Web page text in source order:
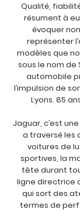
Qualité,
résument à
évoquer
représenter
modèles que
sous le nom
automobile
l’impulsion de
Lyons. 85
Jaguar, c’est
a traversé les
voitures de
sportives, la
tête durant
ligne directrice
qui sort des
termes de